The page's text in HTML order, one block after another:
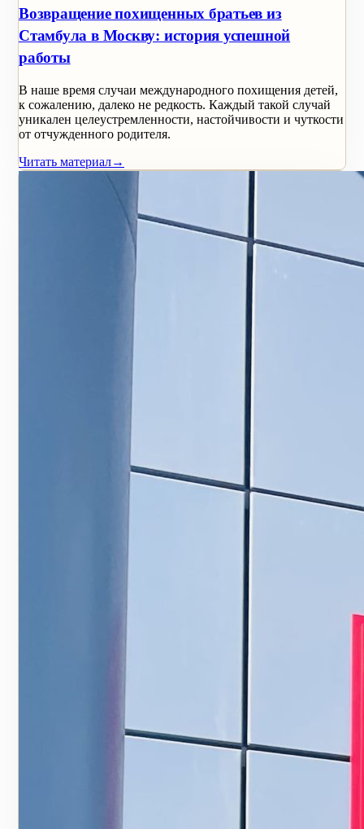
Возвращение похищенных братьев из
Стамбула в Москву: история успешной
работы
В наше время случаи международного похищения детей,
к сожалению, далеко не редкость. Каждый такой случай
уникален целеустремленности, настойчивости и чуткости
от отчужденного родителя.
Читать материал→